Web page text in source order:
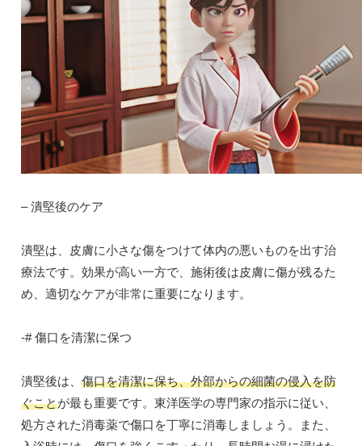
– 潰堅後のケア
潰堅は、皮膚に小さな傷をつけて体内の悪いものを出す治
療法です。効果が高い一方で、施術後は皮膚に傷が残るた
め、適切なケアが非常に重要になります。
-# 傷口を清潔に保つ
潰堅後は、 傷口を清潔に保ち、外部からの細菌の侵入を防
ぐことが最も重要です。東洋医学の専門家の指示に従い、
処方された消毒薬で傷口を丁寧に消毒しましょう。また、